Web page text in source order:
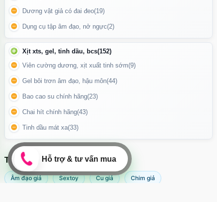
Rung êm, sâu, không gây khó chịu khi sử dụng lâu.
Phù hợp cho cả người mới bắt đầu lẫn người đã quen sử dụng
sextoy
🎛️ Điều Khiển Đơn Giản, Dễ Sử Dụng
Thiết kế
Nhấn giữ 3 giây để bật/tắt nguồn và chuyển chế độ rung.
Nhấn giữ 3 giây để bật/tắt chế độ phát nhiệt.
Nút bấm nổi, thao tác dễ dàng ngay cả trong điều kiện thiếu
sáng.
Dương vật giả có đai đeo(19)
Dụng cụ tập âm đạo, nở ngực(2)
Xịt xts, gel, tinh dầu, bcs(152)
Viên cường dương, xịt xuất tinh sớm(9)
Gel bôi trơn âm đạo, hậu môn(44)
Bao cao su chính hãng(23)
Chai hít chính hãng(43)
Tinh dầu mát xa(33)
TÌM KIẾM NHIỀU NHẤT
Âm đạo giả Sextoy Cu giả Chim giả